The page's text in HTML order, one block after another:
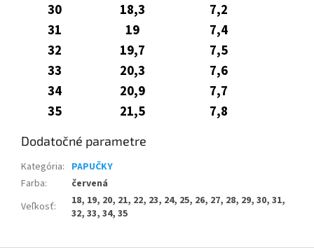
30
18,3
7,2
31
19
7,4
32
19,7
7,5
33
20,3
7,6
34
20,9
7,7
35
21,5 7,8
Dodatočné parametre
Kategória: PAPUČKY
Farba:
červená
Veľkosť:
18, 19, 20, 21, 22, 23, 24, 25, 26, 27, 28, 29, 30, 31,
32, 33, 34, 35